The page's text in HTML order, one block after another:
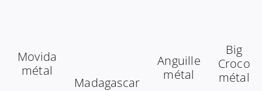
Movida
métal
Madagascar
Anguille
métal
Big
Croco
métal